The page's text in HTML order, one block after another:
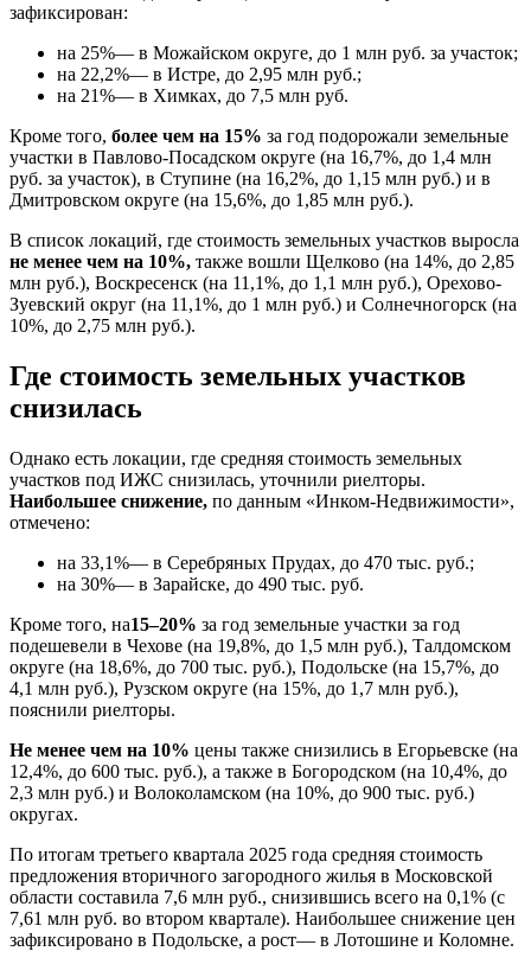
зафиксирован:
на 25%— в Можайском округе, до 1 млн руб. за участок;
на 22,2%— в Истре, до 2,95 млн руб.;
на 21%— в Химках, до 7,5 млн руб.
Кроме того, более чем на 15% за год подорожали земельные
участки в Павлово-Посадском округе (на 16,7%, до 1,4 млн
руб. за участок), в Ступине (на 16,2%, до 1,15 млн руб.) и в
Дмитровском округе (на 15,6%, до 1,85 млн руб.).
В список локаций, где стоимость земельных участков выросла
не менее чем на 10%, также вошли Щелково (на 14%, до 2,85
млн руб.), Воскресенск (на 11,1%, до 1,1 млн руб.), Орехово-
Зуевский округ (на 11,1%, до 1 млн руб.) и Солнечногорск (на
10%, до 2,75 млн руб.).
Где стоимость земельных участков
снизилась
Однако есть локации, где средняя стоимость земельных
участков под ИЖС снизилась, уточнили риелторы.
Наибольшее снижение, по данным «Инком-Недвижимости»,
отмечено:
на 33,1%— в Серебряных Прудах, до 470 тыс. руб.;
на 30%— в Зарайске, до 490 тыс. руб.
Кроме того, на15–20% за год земельные участки за год
подешевели в Чехове (на 19,8%, до 1,5 млн руб.), Талдомском
округе (на 18,6%, до 700 тыс. руб.), Подольске (на 15,7%, до
4,1 млн руб.), Рузском округе (на 15%, до 1,7 млн руб.),
пояснили риелторы.
Не менее чем на 10% цены также снизились в Егорьевске (на
12,4%, до 600 тыс. руб.), а также в Богородском (на 10,4%, до
2,3 млн руб.) и Волоколамском (на 10%, до 900 тыс. руб.)
округах.
По итогам третьего квартала 2025 года средняя стоимость
предложения вторичного загородного жилья в Московской
области составила 7,6 млн руб., снизившись всего на 0,1% (с
7,61 млн руб. во втором квартале). Наибольшее снижение цен
зафиксировано в Подольске, а рост— в Лотошине и Коломне.